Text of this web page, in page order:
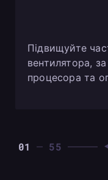
Підвищуйте
вентилятора,
процесора та
01